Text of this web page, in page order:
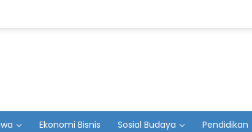
Ekonomi Bisnis Sosial Budaya Pendidikan